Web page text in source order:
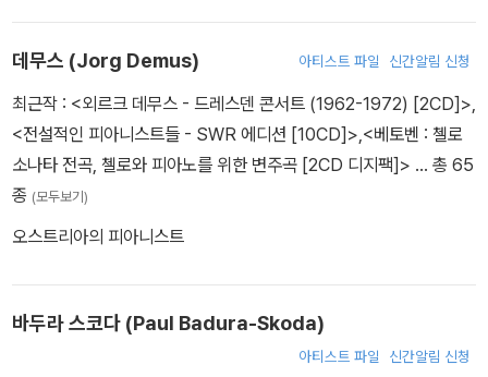
올려 대성공을 거두었다. 좋은 일자리를 얻기 위해 몇 차례에 걸쳐 유
럽 전역을 여행했으나 경이적인 음악의 신동이라는 평판과 작품들의
대성공에도 불구하고 결국은 그것을 얻는 데 실패했다. 고향인 잘츠
부르크로 돌아와 궁정 오르가니스트로 잠깐 동안 일했으나 대주교와
의 불화로 해고되고 이후 빈으로 거처를 옮겨 작곡과 연주에 전념했
니' 등 오페라의 성공에도 불구하고 당시 그것에 대한 보수는 그의 형
편없는 경제관념과 낭비벽을 감당하기에는 충분치 않았다. 안정적인
예술 활동을 위해서는 궁정이나 귀족으로부터의 후원이 필수적이었
던 시대에 높은 급료를 안정적으로 지급받을 수 있는 일자리를 죽을
데무스 (Jorg Demus) 아티스트 파일 신간알림 신청
최근작 : <외르크 데무스 - 드레스덴 콘서트 (1962-1972) [2CD]>,
<전설적인 피아니스트들 - SWR 에디션 [10CD]>,<베토벤 : 첼로
소나타 전곡, 첼로와 피아노를 위한 변주곡 [2CD 디지팩]> … 총 65
종 (모두보기)
오스트리아의 피아니스트
바두라 스코다 (Paul Badura-Skoda)
아티스트 파일 신간알림 신청